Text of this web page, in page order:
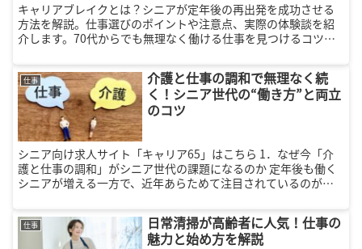
キャリアブレイクとは？シニアが定年後の再出発を成功させる
方法を解説。仕事選びのポイントや注意点、実際の体験談を紹
介します。70代からでも無理なく働ける仕事を見つけるコツと
仕事
介護と仕事の調和で無理なく続
く！シニア世代の“働き方”と両立
のコツ
シニア向け求人サイト「キャリア65」はこちら 1．なぜ今「介
護と仕事の調和」がシニア世代の課題になるのか 定年後も働く
シニアが増える一方で、近年あらためて注目されているのが
の課題ではな...
仕事
日常清掃が高齢者に人気！仕事の
魅力と始め方を解説